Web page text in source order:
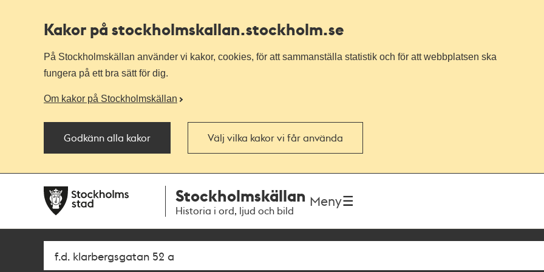
Kakor på stockholmskallan.stockholm.se
På Stockholmskällan använder vi kakor, cookies, för att sammanställa statistik och för att webbplatsen ska
fungera på ett bra sätt för dig.
Om kakor på Stockholmskällan
Godkänn alla kakor Välj vilka kakor vi får använda
navigationen
huvudinnehållet
Stockholmskällan
Historia i ord, ljud och bild
Meny
Sök